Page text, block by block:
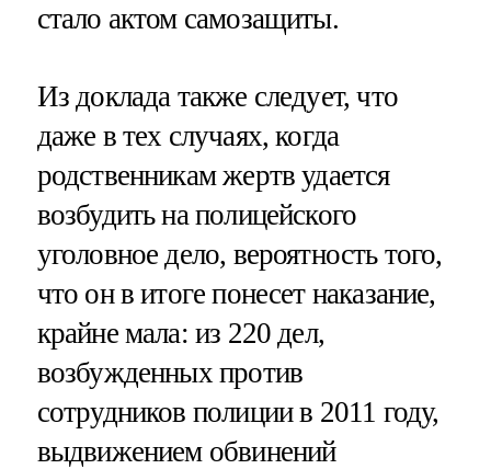
стало актом самозащиты.
Из доклада также следует, что
даже в тех случаях, когда
родственникам жертв удается
возбудить на полицейского
уголовное дело, вероятность того,
что он в итоге понесет наказание,
крайне мала: из 220 дел,
возбужденных против
сотрудников полиции в 2011 году,
выдвижением обвинений